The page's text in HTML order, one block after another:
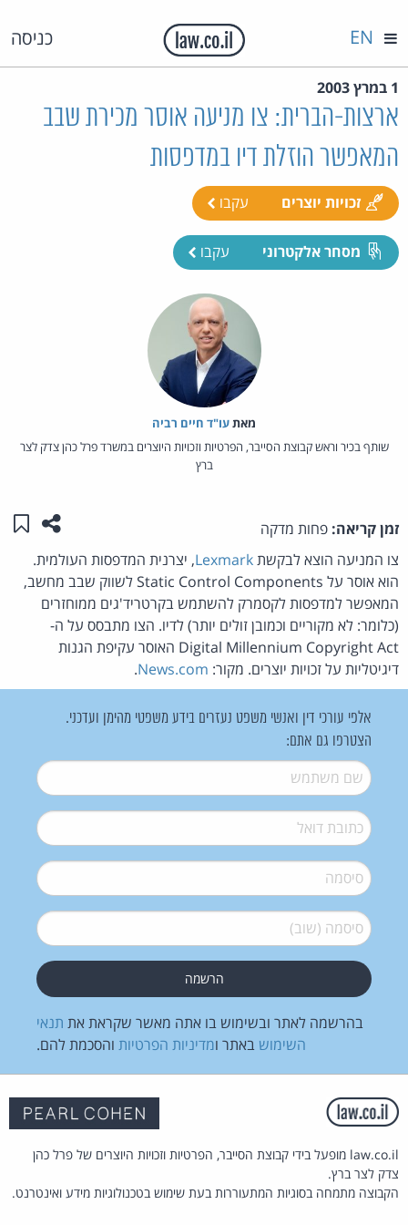
כניסה EN
1 במרץ 2003
ארצות-הברית: צו מניעה אוסר מכירת שבב
המאפשר הוזלת דיו במדפסות
זכויות יוצרים עקבו
מסחר אלקטרוני עקבו
מאת‏עו"ד חיים רביה
שותף בכיר וראש קבוצת הסייבר, הפרטיות וזכויות היוצרים במשרד פרל כהן צדק לצר
ברץ
זמן קריאה: פחות מדקה שתפו
צו המניעה הוצא לבקשתLexmark, יצרנית המדפסות העולמית.
הוא אוסר על Static Control Components לשווק שבב מחשב,
המאפשר למדפסות לקסמרק להשתמש בקרטריד'גים ממוחזרים
(כלומר: לא מקוריים וכמובן זולים יותר) לדיו. הצו מתבסס על ה-
Digital Millennium Copyright Act האוסר עקיפת הגנות
דיגיטליות על זכויות יוצרים. מקור: News.com
.
אלפי עורכי דין ואנשי משפט נעזרים בידע משפטי מהימן ועדכני.
הצטרפו גם אתם:
שם משתמש*
דואל*
סיסמה*
סיסמה (שוב)*
בהרשמה לאתר ובשימוש בו אתה מאשר שקראת את תנאי
השימוש באתר ומדיניות הפרטיות והסכמת להם.
law.co.il מופעל בידי קבוצת הסייבר, הפרטיות וזכויות היוצרים של פרל כהן
צדק לצר ברץ.
הקבוצה מתמחה בסוגיות המתעוררות בעת שימוש בטכנולוגיות מידע ואינטרנט.